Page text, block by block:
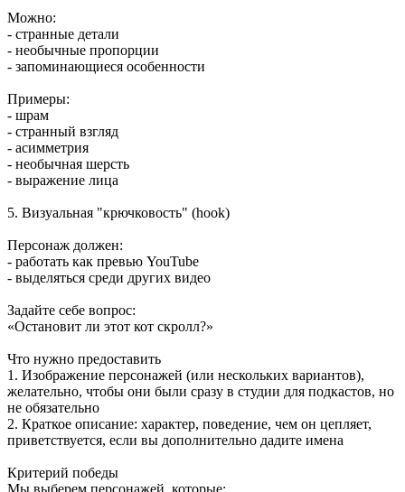
Можно:
- странные детали
- необычные пропорции
- запоминающиеся особенности
Примеры:
- шрам
- странный взгляд
- асимметрия
- необычная шерсть
- выражение лица
5. Визуальная "крючковость" (hook)
Персонаж должен:
- работать как превью YouTube
- выделяться среди других видео
Задайте себе вопрос:
«Остановит ли этот кот скролл?»
Что нужно предоставить
1. Изображение персонажей (или нескольких вариантов),
желательно, чтобы они были сразу в студии для подкастов, но
не обязательно
2. Краткое описание: характер, поведение, чем он цепляет,
приветствуется, если вы дополнительно дадите имена
Критерий победы
Мы выберем персонажей, которые: